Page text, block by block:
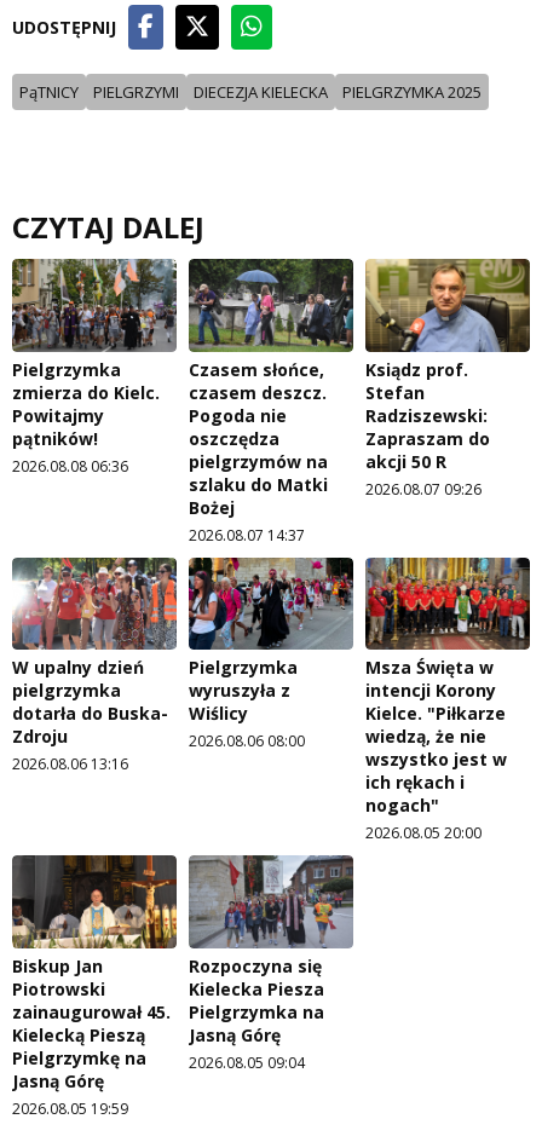
UDOSTĘPNIJ
PąTNICY PIELGRZYMI DIECEZJA KIELECKA PIELGRZYMKA 2025
CZYTAJ DALEJ
Pielgrzymka
zmierza do Kielc.
Powitajmy
pątników!
2026.08.08 06:36
Czasem słońce,
czasem deszcz.
Pogoda nie
oszczędza
pielgrzymów na
szlaku do Matki
Bożej
2026.08.07 14:37
Ksiądz prof.
Stefan
Radziszewski:
Zapraszam do
akcji 50 R
2026.08.07 09:26
W upalny dzień
pielgrzymka
dotarła do Buska-
Zdroju
2026.08.06 13:16
Pielgrzymka
wyruszyła z
Wiślicy
2026.08.06 08:00
Msza Święta w
intencji Korony
Kielce. "Piłkarze
wiedzą, że nie
wszystko jest w
ich rękach i
nogach"
2026.08.05 20:00
Biskup Jan
Piotrowski
zainaugurował 45.
Kielecką Pieszą
Pielgrzymkę na
Jasną Górę
2026.08.05 19:59
Rozpoczyna się
Kielecka Piesza
Pielgrzymka na
Jasną Górę
2026.08.05 09:04